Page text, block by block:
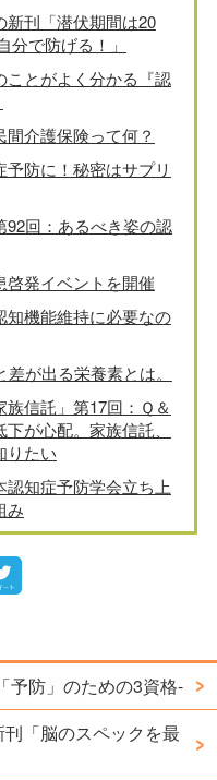
刊「潜伏期間は20
で防げる！」
ことがよく分かる『認
介護保険って何？
防に！秘密はサプリ
回：あるべき姿の認
発イベントを開催
知機能維持に必要なの
が出る栄養素とは。
信託」第17回：Ｑ＆
が心配。家族信託、
りたい
認知症予防学会立ち上
み
予防」のための3資格-
「脳のスペックを最